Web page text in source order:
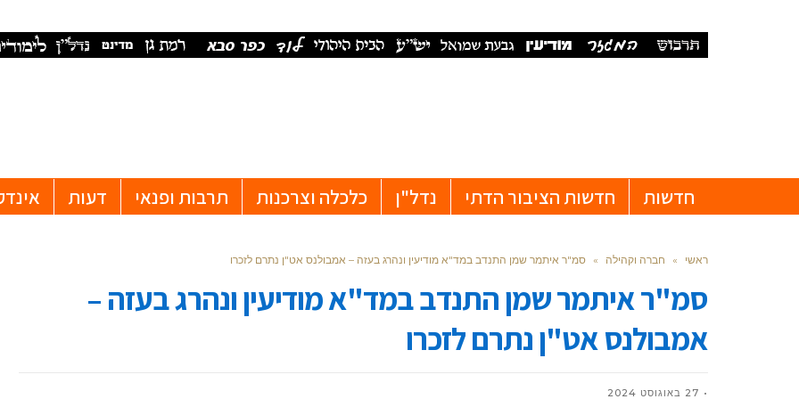
חדשות חדשות הציבור הדתי נדל"ן כלכלה וצרכנות תרבות ופנאי דעות
ראשי » חברה וקהילה » סמ"ר איתמר שמן התנדב במד"א מודיעין ונהרג בעזה – אמבולנס אט"ן נתרם לזכרו
סמ"ר איתמר שמן התנדב במד"א מודיעין ונהרג בעזה –
אמבולנס אט"ן נתרם לזכרו
27 באוגוסט 2024